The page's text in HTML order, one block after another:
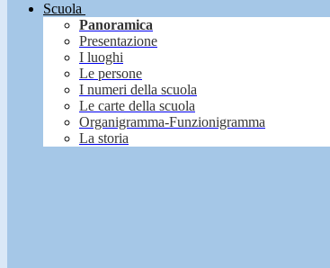
Scuola
Panoramica
Presentazione
I luoghi
Le persone
I numeri della scuola
Le carte della scuola
Organigramma-Funzionigramma
La storia